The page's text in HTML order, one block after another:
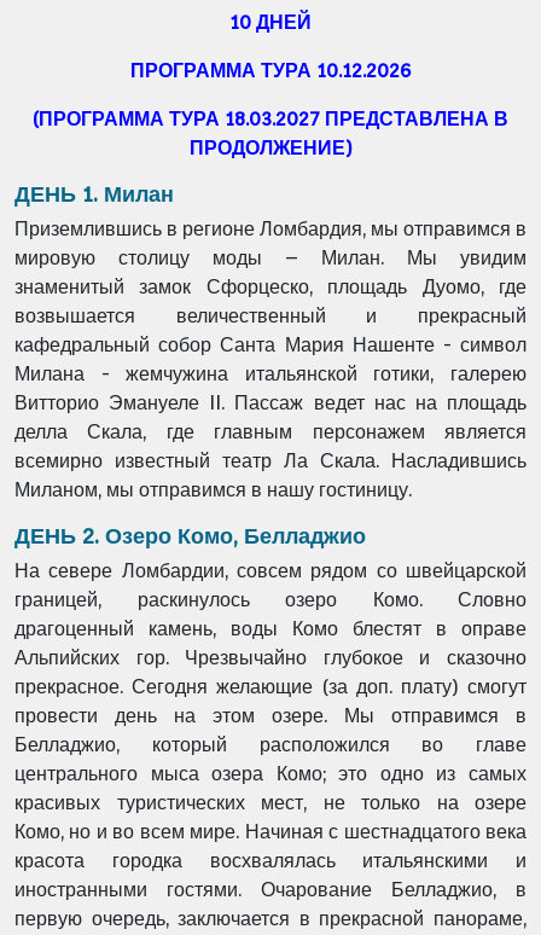
10 ДНЕЙ
ПРОГРАММА ТУРА 10.12.2026
(ПРОГРАММА ТУРА 18.03.2027 ПРЕДСТАВЛЕНА В
ПРОДОЛЖЕНИЕ)
ДЕНЬ 1. Милан
Приземлившись в регионе Ломбардия, мы отправимся в
мировую столицу моды – Милан. Мы увидим
знаменитый замок Сфорцеско, площадь Дуомо, где
возвышается величественный и прекрасный
кафедральный собор Санта Мария Нашенте - символ
Милана - жемчужина итальянской готики, галерею
Витторио Эмануеле II. Пассаж ведет нас на площадь
делла Скала, где главным персонажем является
всемирно известный театр Ла Скала. Насладившись
Миланом, мы отправимся в нашу гостиницу.
ДЕНЬ 2. Озеро Комо, Белладжио
На севере Ломбардии, совсем рядом со швейцарской
границей, раскинулось озеро Комо. Словно
драгоценный камень, воды Комо блестят в оправе
Альпийских гор. Чрезвычайно глубокое и сказочно
прекрасное. Сегодня желающие (за доп. плату) смогут
провести день на этом озере. Мы отправимся в
Белладжио, который расположился во главе
центрального мыса озера Комо; это одно из самых
красивых туристических мест, не только на озере
Комо, но и во всем мире. Начиная с шестнадцатого века
красота городка восхвалялась итальянскими и
иностранными гостями. Очарование Белладжио, в
первую очередь,заключается в прекрасной панораме,